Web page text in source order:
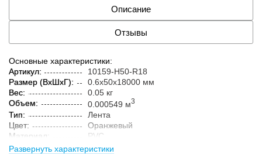
Описание
Отзывы
Основные характеристики:
Артикул:
10159-H50-R18
Размер (ВxШxГ):
0.6x50x18000 мм
Вес:
0.05 кг
Объем:
0.000549 м3
Тип:
Лента
Цвет:
Оранжевый
Материал:
PVC
Толщина:
0,6
Развернуть характеристики